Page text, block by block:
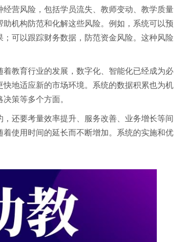
营风险，包括学员流失、教师变动、教学质量
机构防范和化解这些风险。例如，系统可以预
可以跟踪财务数据，防范资金风险。这种风险
教育行业的发展，数字化、智能化已经成为必
地适应新的市场环境。系统的数据积累也为机
策等多个方面。
还要考量效率提升、服务改善、业务增长等间
使用时间的延长而不断增加。系统的实施和优